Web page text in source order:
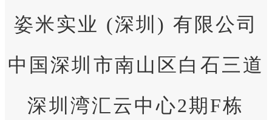
姿米实业 (深圳) 有限公司
中国深圳市南山区白石三道
深圳湾汇云中心2期F栋